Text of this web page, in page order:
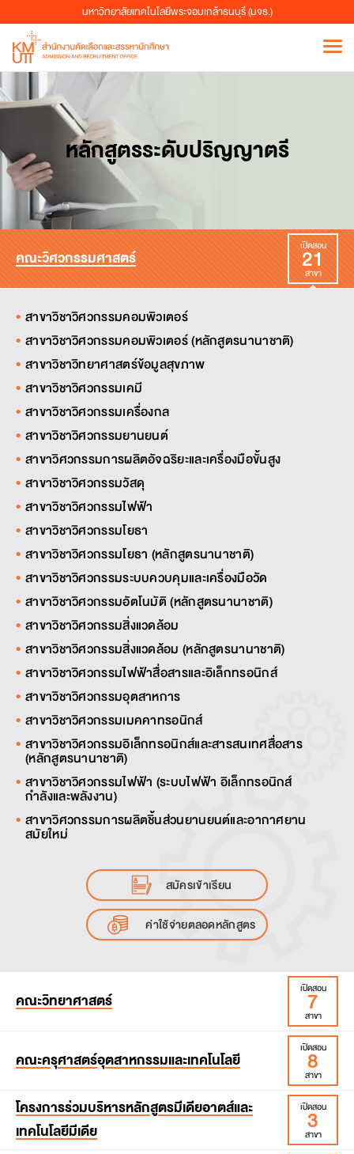
มหาวิทยาลัยเทคโนโลยีพระจอมเกล้าธนบุรี (มจธ.)
หลักสูตรระดับปริญญาตรี
คณะวิศวกรรมศาสตร์
เปิดสอน
21
สาขา
สาขาวิชาวิศวกรรมคอมพิวเตอร์
สาขาวิชาวิศวกรรมคอมพิวเตอร์ (หลักสูตรนานาชาติ)
สาขาวิชาวิทยาศาสตร์ข้อมูลสุขภาพ
สาขาวิชาวิศวกรรมเคมี
สาขาวิชาวิศวกรรมเครื่องกล
สาขาวิชาวิศวกรรมยานยนต์
สาขาวิศวกรรมการผลิตอัจฉริยะและเครื่องมือขั้นสูง
สาขาวิชาวิศวกรรมวัสดุ
สาขาวิชาวิศวกรรมไฟฟ้า
สาขาวิชาวิศวกรรมโยธา
สาขาวิชาวิศวกรรมโยธา (หลักสูตรนานาชาติ)
สาขาวิชาวิศวกรรมระบบควบคุมและเครื่องมือวัด
สาขาวิชาวิศวกรรมอัตโนมัติ (หลักสูตรนานาชาติ)
สาขาวิชาวิศวกรรมสิ่งแวดล้อม
สาขาวิชาวิศวกรรมสิ่งแวดล้อม (หลักสูตรนานาชาติ)
สาขาวิชาวิศวกรรมไฟฟ้าสื่อสารและอิเล็กทรอนิกส์
สาขาวิชาวิศวกรรมอุตสาหการ
สาขาวิชาวิศวกรรมเมคคาทรอนิกส์
สาขาวิชาวิศวกรรมอิเล็กทรอนิกส์และสารสนเทศสื่อสาร
(หลักสูตรนานาชาติ)
สาขาวิชาวิศวกรรมไฟฟ้า (ระบบไฟฟ้า อิเล็กทรอนิกส์
กำลังและพลังงาน)
สาขาวิศวกรรมการผลิตชิ้นส่วนยานยนต์และอากาศยาน
สมัยใหม่
สมัครเข้าเรียน
ค่าใช้จ่ายตลอดหลักสูตร
คณะวิทยาศาสตร์
เปิดสอน
7
สาขา
สาขาวิชาคณิตศาสตร์
สาขาวิชาวิทยาการคอมพิวเตอร์ประยุกต์
สาขาวิชาเคมี
คณะครุศาสตร์อุตสาหกรรมและเทคโนโลยี
เปิดสอน
8
สาขา
สาขาวิชาเทคโนโลยีอุตสาหกรรม
สาขาวิชาวิศวกรรมเครื่องกล (หลักสูตร 5 ปี)
โครงการร่วมบริหารหลักสูตรมีเดียอาตส์และ
เทคโนโลยีมีเดีย
เปิดสอน
3
สาขา